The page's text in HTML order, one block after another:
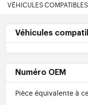
VÉHICULES COMPATIBLES
Véhicules
Numéro OEM
Pièce équivalente à